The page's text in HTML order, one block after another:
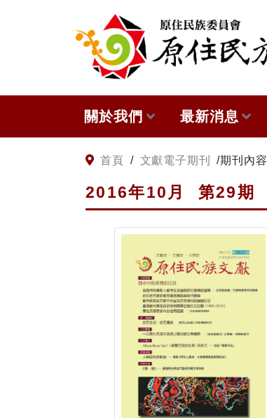
關於我們
關於原住民族文獻會
原住民族文獻會設置要點
委員介紹
歷次會議記錄
最新消息
網站訊息
徵稿訊息
首頁 / 文獻電子期刊 /期刊內容
2016年10 月 第29期